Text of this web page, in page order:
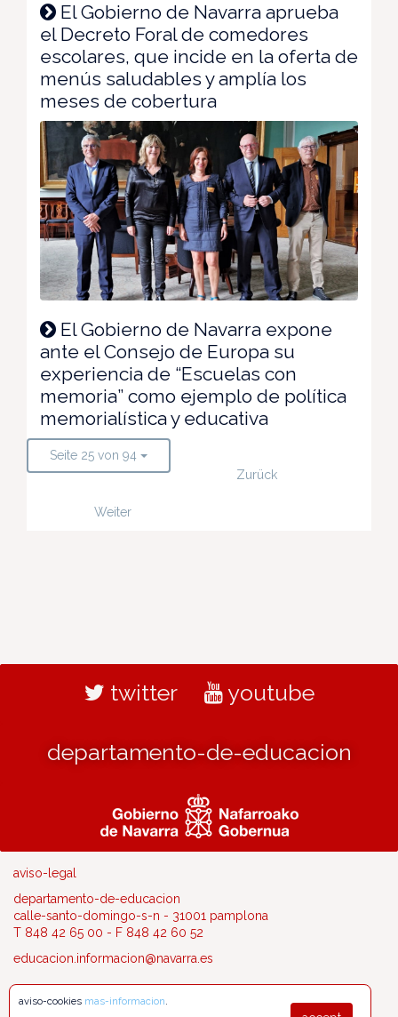
El Gobierno de Navarra aprueba
el Decreto Foral de comedores
escolares, que incide en la oferta de
menús saludables y amplía los
meses de cobertura
El Gobierno de Navarra expone
ante el Consejo de Europa su
experiencia de “Escuelas con
memoria” como ejemplo de política
memorialística y educativa
Seite 25 von 94
Zurück
Weiter
twitter youtube
departamento-de-educacion
aviso-legal
departamento-de-educacion
calle-santo-domingo-s-n - 31001 pamplona
T 848 42 65 00 - F 848 42 60 52
educacion.informacion@navarra.es
aviso-cookies mas-informacion.